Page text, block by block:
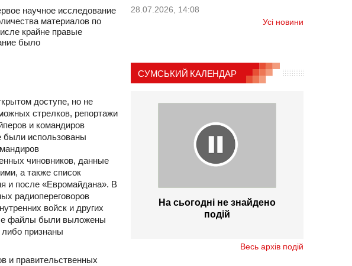
научное исследование
материалов по
крайне правые
было
доступе, но не
стрелков, репортажи
и командиров
были использованы
чиновников, данные
а также список
и после «Евромайдана». В
радиопереговоров
войск и других
файлы были выложены
признаны
и правительственных
28.07.2026, 14:08
Усі новини
СУМСЬКИЙ КАЛЕНДАР
На сьогодні не знайдено
подій
Весь архів подій